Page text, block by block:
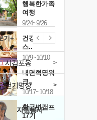
행복한가족
여행
9/24~9/26
건강명상법
스..
10/9~10/10
내면혁명워
크..
10/17~10/18
황금변캠프
17기
기+
걷기명상 >
사감포옹 >
꽃' 자원봉사